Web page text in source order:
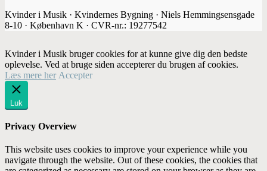
Kvinder i Musik · Kvindernes Bygning · Niels Hemmingsensgade
8-10 · København K · CVR-nr.: 19277542
Kvinder i Musik bruger cookies for at kunne give dig den bedste
oplevelse. Ved at bruge siden accepterer du brugen af cookies.
Læs mere her Accepter
Luk
Privacy Overview
This website uses cookies to improve your experience while you
navigate through the website. Out of these cookies, the cookies that